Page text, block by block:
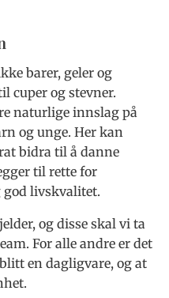
barer, geler og
cuper og stevner.
naturlige innslag på
og unge. Her kan
bidra til å danne
til rette for
god livskvalitet.
og disse skal vi ta
For alle andre er det
en dagligvare, og at